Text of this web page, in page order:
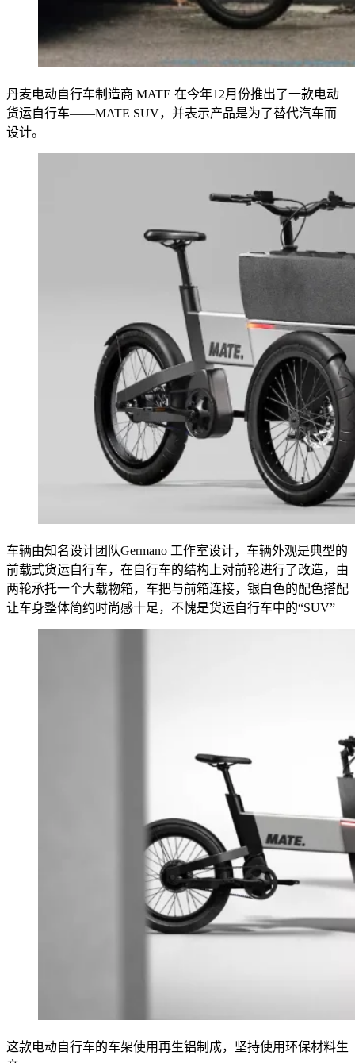
丹麦电动自行车制造商 MATE 在今年12月份推出了一款电动
货运自行车——MATE SUV，并表示产品是为了替代汽车而
设计。
车辆由知名设计团队Germano 工作室设计，车辆外观是典型的
前载式货运自行车，在自行车的结构上对前轮进行了改造，由
两轮承托一个大载物箱，车把与前箱连接，银白色的配色搭配
让车身整体简约时尚感十足，不愧是货运自行车中的“SUV”
这款电动自行车的车架使用再生铝制成，坚持使用环保材料生